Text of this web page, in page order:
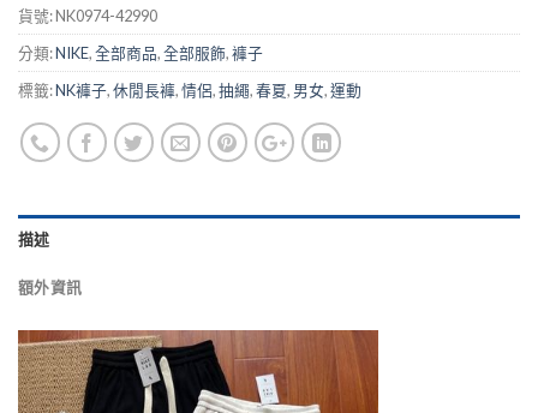
貨號:NK0974-42990
分類:NIKE,全部商品,全部服飾,褲子
標籤:NK褲子,休閒長褲,情侶,抽繩,春夏, 男女,運動
描述
額外資訊